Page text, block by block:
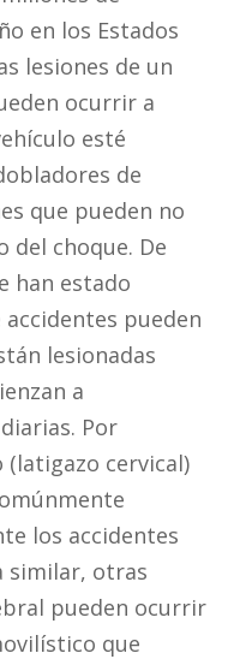
en los Estados
lesiones de un
ocurrir a
esté
de
que pueden no
del choque. De
han estado
pueden
lesionadas
a
Por
cervical)
los accidentes
similar, otras
pueden ocurrir
que